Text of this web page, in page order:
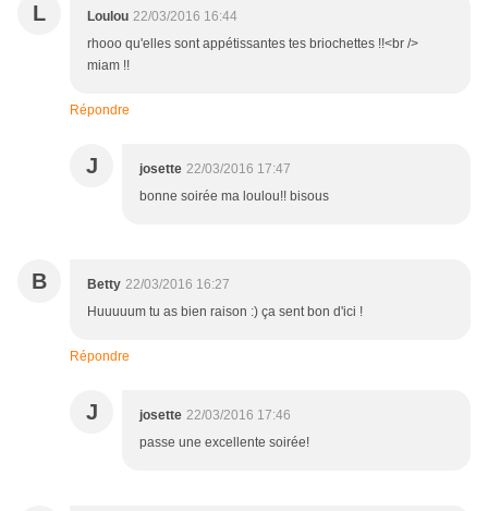
L Loulou 22/03/2016 16:44
rhooo qu'elles sont appétissantes tes briochettes !!<br />
miam !!
Répondre
J josette 22/03/2016 17:47
bonne soirée ma loulou!! bisous
B Betty 22/03/2016 16:27
Huuuuum tu as bien raison :) ça sent bon d'ici !
Répondre
J josette 22/03/2016 17:46
passe une excellente soirée!